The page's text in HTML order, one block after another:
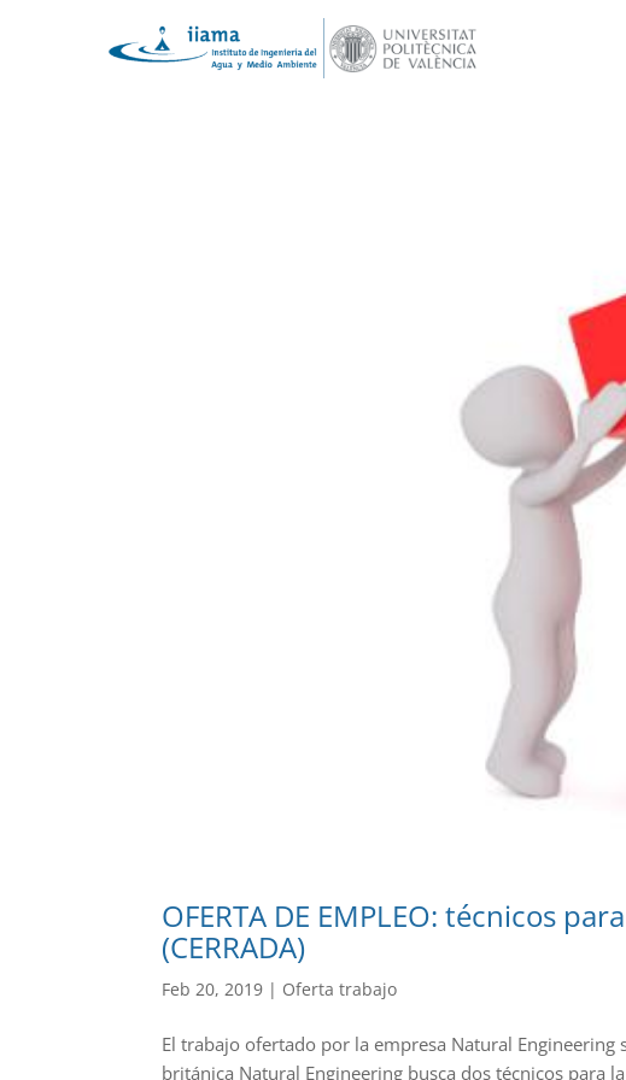
OFERTA DE EMPLEO: técnicos
(CERRADA)
Feb 20, 2019 | Oferta trabajo
El trabajo ofertado por la empresa Natural
británica Natural Engineering busca dos técnicos para